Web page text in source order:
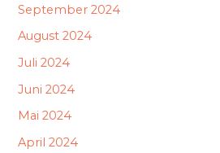
September 2024
August 2024
Juli 2024
Juni 2024
Mai 2024
April 2024